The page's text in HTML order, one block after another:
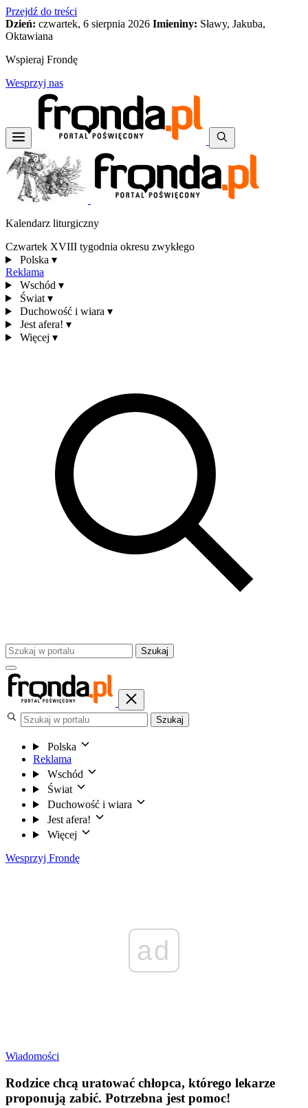
Przejdź do treści
Dzień: czwartek, 6 sierpnia 2026 Imieniny: Sławy, Jakuba,
Oktawiana
Wspieraj Frondę
Wesprzyj nas
Kalendarz liturgiczny
Czwartek XVIII tygodnia okresu zwykłego
Polska ▾
Reklama
Wschód ▾
Świat ▾
Duchowość i wiara ▾
Jest afera! ▾
Więcej ▾
Szukaj
Szukaj
Polska
Reklama
Wschód
Świat
Duchowość i wiara
Jest afera!
Więcej
Wesprzyj Frondę
ad
Wiadomości
Rodzice chcą uratować chłopca, którego lekarze
proponują zabić. Potrzebna jest pomoc!